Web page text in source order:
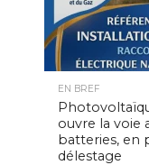
EN BREF
ouvre la voie
batteries, en
délestage